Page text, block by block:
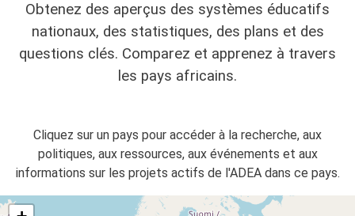
Obtenez des aperçus des systèmes éducatifs
nationaux, des statistiques, des plans et des
questions clés. Comparez et apprenez à travers
les pays africains.
Cliquez sur un pays pour accéder à la recherche, aux
politiques, aux ressources, aux événements et aux
informations sur les projets actifs de l'ADEA dans ce pays.